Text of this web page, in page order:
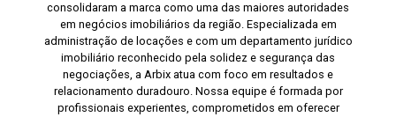
consolidaram a marca como uma das maiores autoridades
em negócios imobiliários da região. Especializada em
administração de locações e com um departamento jurídico
imobiliário reconhecido pela solidez e segurança das
negociações, a Arbix atua com foco em resultados e
relacionamento duradouro. Nossa equipe é formada por
profissionais experientes, comprometidos em oferecer